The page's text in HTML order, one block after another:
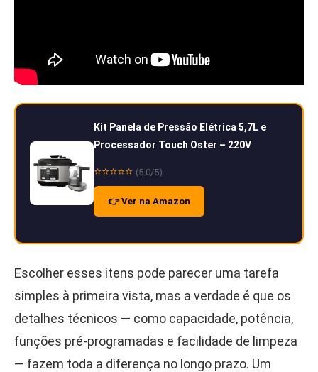
Kit Panela de Pressão Elétrica 5,7L e
Processador Touch Oster – 220V
⭐⭐⭐⭐⭐ (5.0/5)
👉 Ver na Amazon
Escolher esses itens pode parecer uma tarefa
simples à primeira vista, mas a verdade é que os
detalhes técnicos — como capacidade, potência,
funções pré-programadas e facilidade de limpeza
— fazem toda a diferença no longo prazo. Um